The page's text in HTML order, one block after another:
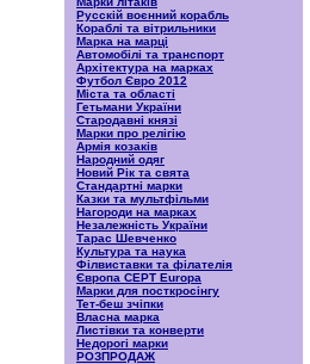
Русскiй воєнний корабль
Кораблі та вітрильники
Марка на марці
Автомобілі та транспорт
Архітектура на марках
Футбол Євро 2012
Міста та області
Гетьмани України
Стародавні князі
Марки про релігію
Армія козаків
Народний одяг
Новий Рік та свята
Стандартні марки
Казки та мультфільми
Нагороди на марках
Незалежність України
Тарас Шевченко
Культура та наука
Філвиставки та філателія
Європа CEPT Europa
Марки для посткросінгу
Тет-беш зчіпки
Власна марка
Листівки та конверти
Недорогі марки
РОЗПРОДАЖ